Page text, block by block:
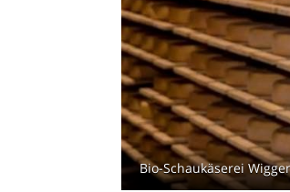
Bio-Schaukäserei